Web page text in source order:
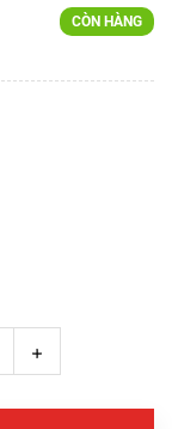
CÒN HÀNG